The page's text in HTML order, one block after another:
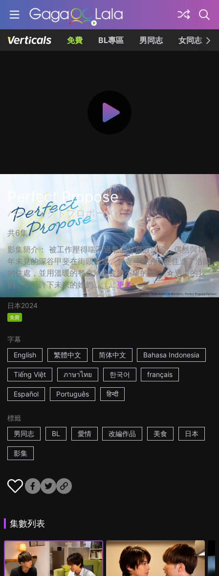
免費 BL專區 男同志 女同志
Perfect Propose
パーフェクトプロポーズ
共6集
影集簡介： 被工作壓得喘不過氣的社畜渡浩國，偶然與12
年未見的深谷甲斐在街頭重逢。無處可去的甲斐住進了浩國
的住處，並用溫暖的餐食治癒疲憊不堪的他。 ☆過去的我
們，早已許下未來的婚約…… ... 更多
日本2024
免費
字幕
English
繁體中文 简体中文 Bahasa Indonesia
Tiếng Việt ภาษาไทย 한국어 français
Español Português हिन्दी
標籤
男同志
BL 愛情 改編作品 美食 日本
影集
集數列表